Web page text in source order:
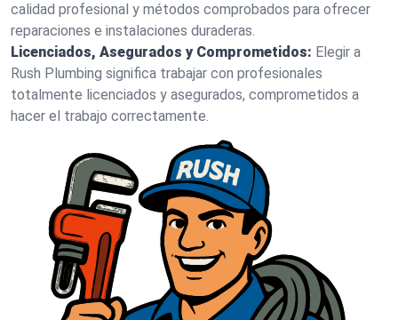
calidad profesional y métodos comprobados para ofrecer
reparaciones e instalaciones duraderas.
Licenciados, Asegurados y Comprometidos: Elegir a
Rush Plumbing significa trabajar con profesionales
totalmente licenciados y asegurados, comprometidos a
hacer el trabajo correctamente.